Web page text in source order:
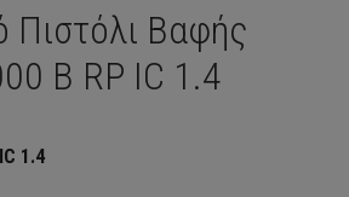
Πιστόλι Βαφής
B RP IC 1.4
1.4